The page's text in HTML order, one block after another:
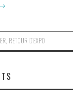
, RETOUR D'EXPO